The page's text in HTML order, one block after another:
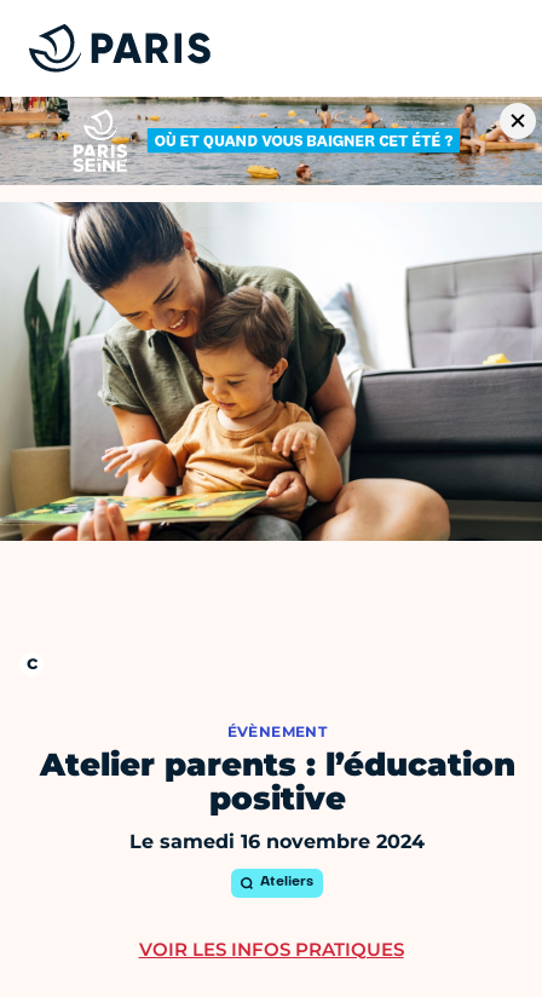
ÉVÈNEMENT
Atelier parents : l’éducation
positive
Le samedi 16 novembre 2024
Ateliers
VOIR LES INFOS PRATIQUES